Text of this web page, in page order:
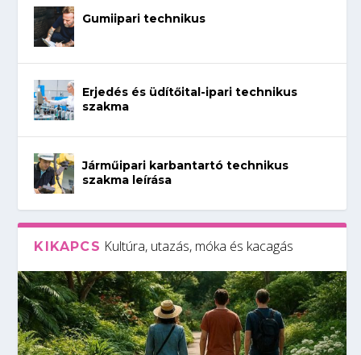
Gumiipari technikus
Erjedés és üdítőital-ipari technikus
szakma
Járműipari karbantartó technikus
szakma leírása
KIKAPCS Kultúra, utazás, móka és kacagás